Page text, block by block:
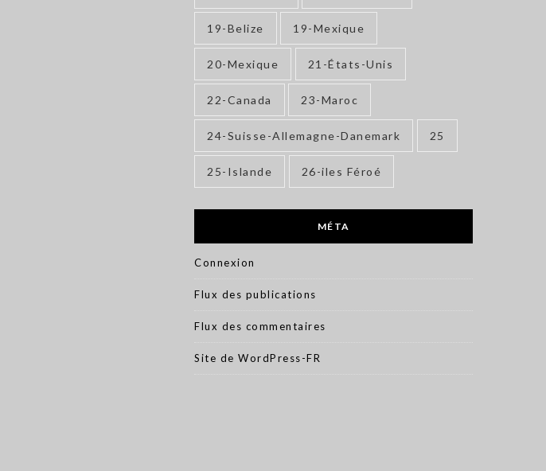
19-Belize 19-Mexique
20-Mexique 21-États-Unis
22-Canada 23-Maroc
24-Suisse-Allemagne-Danemark 25
25-Islande 26-iles Féroé
MÉTA
Connexion
Flux des publications
Flux des commentaires
Site de WordPress-FR